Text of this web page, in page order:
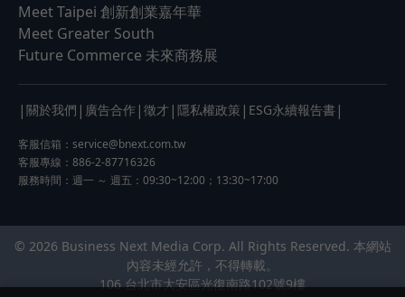
Meet Taipei 創新創業嘉年華
Meet Greater South
Future Commerce 未來商務展
| 關於我們 | 廣告合作 | 徵才 | 隱私權政策 | ESG永續報告書 |
客服信箱： service@bnext.com.tw
客服專線：886-2-87716326
服務時間：週一 ～ 週五：09:30~12:00；13:30~17:00
© 2026 Business Next Media Corp. All Rights Reserved. 本網站
內容未經允許，不得轉載。
106 台北市大安區光復南路102號9樓